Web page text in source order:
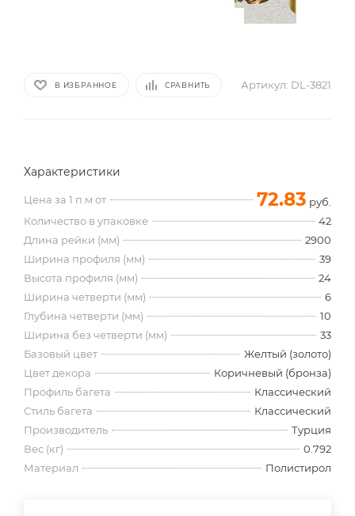
В ИЗБРАННОЕ СРАВНИТЬ Артикул: DL-3821
Характеристики
Цена за 1 п.м от 72.83 руб.
Количество в упаковке
42
Длина рейки (мм)
2900
Ширина профиля (мм)
39
Высота профиля (мм)
24
Ширина четверти (мм)
6
Глубина четверти (мм)
10
Ширина без четверти (мм)
33
Базовый цвет
Желтый (золото)
Цвет декора
Коричневый (бронза)
Профиль багета
Классический
Стиль багета
Классический
Производитель
Турция
Вес (кг)
0.792
Материал
Полистирол